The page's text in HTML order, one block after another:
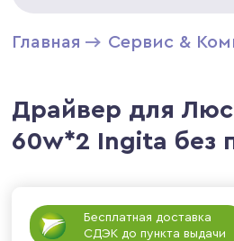
Главная Сервис &
Драйвер для
60w*2 Ingita без
Бесплатная доставка
СДЭК до пункта выдачи